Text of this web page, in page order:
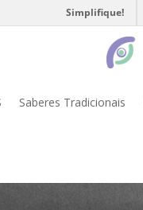
Simplifique!
Saberes Tradicionais